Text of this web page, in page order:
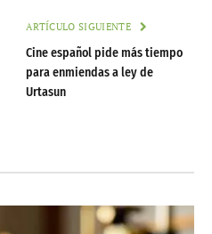
ARTÍCULO SIGUIENTE
Cine español pide más tiempo
para enmiendas a ley de
Urtasun